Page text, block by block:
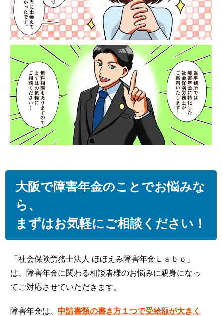
大阪で障害年金のことでお悩みな
ら、
まずはお気軽にご相談ください！
「社会保険労務士法人 ほほえみ障害年金Ｌａｂｏ」
は、障害年金に関わる相談者様のお悩みに親身になっ
てご対応させていただきます。
障害年金は、申請書類の書き方１つで受給額が大きく